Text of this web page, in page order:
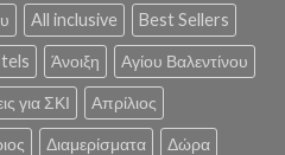
All inclusive Best Sellers
Άνοιξη Αγίου Βαλεντίνου
για ΣΚΙ Απρίλιος
Διαμερίσματα Δώρα